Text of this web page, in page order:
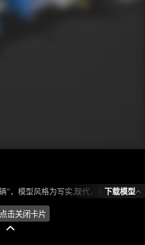
模型所属分类为“车辆交通-家用车辆”，模型风格为写实,现代，模型ID为102471，本模型由设计师 不爱喝水的鱼 在2024-10-08 16:56:13上传，含.fbx，.gltf相关源文件下载格式，点数为12263，面数为12820，材质数为1，贴图数为5，CG美术之家持续为您更新与数字孪生、影视动画和游戏VR等相关优质资源。
下载模型
击关闭卡片